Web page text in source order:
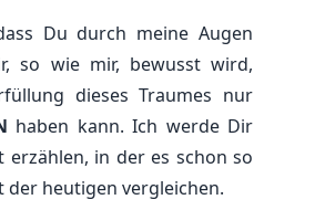
Du durch meine Augen
so wie mir, bewusst wird,
dieses Traumes nur
haben kann. Ich werde Dir
erzählen, in der es schon so
der heutigen vergleichen.